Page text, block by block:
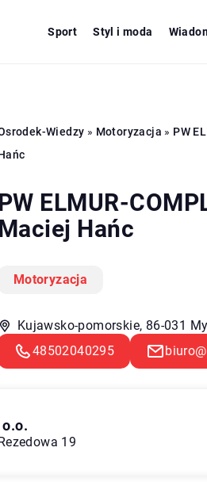
Sport Styl i moda
Wiedzy » Motoryzacja » PW
PW ELMUR-
Maciej Hańc
Motoryzacja
Kujawsko-pomorskie, 86-031
48502040295
o.o.
19